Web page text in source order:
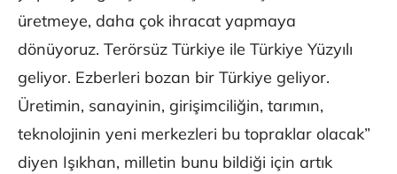
üretmeye, daha çok ihracat yapmaya
dönüyoruz. Terörsüz Türkiye ile Türkiye Yüzyılı
geliyor. Ezberleri bozan bir Türkiye geliyor.
Üretimin, sanayinin, girişimciliğin, tarımın,
teknolojinin yeni merkezleri bu topraklar olacak”
diyen Işıkhan, milletin bunu bildiği için artık